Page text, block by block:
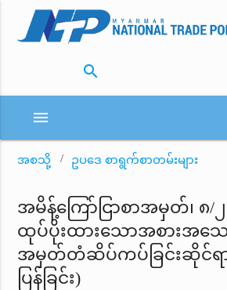
search
menu
အစသို့ ဥပဒေ စာရွက်စာတမ်းများ
အမိန့်ကြော်ငြာစာအမှတ်၊ ၈
ထုပ်ပိုးထားသောအစားအသေ
အမှတ်တံဆိပ်ကပ်ခြင်းဆိုင်
ပြန်ခြင်း)